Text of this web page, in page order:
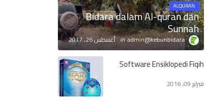
ALQURAN
Bidara dalam Al-quran dan
Sunnah
admin@kebunbidara أغسطس 26, 2017
Software Ensiklopedi Fiqih
فبراير 09, 2016